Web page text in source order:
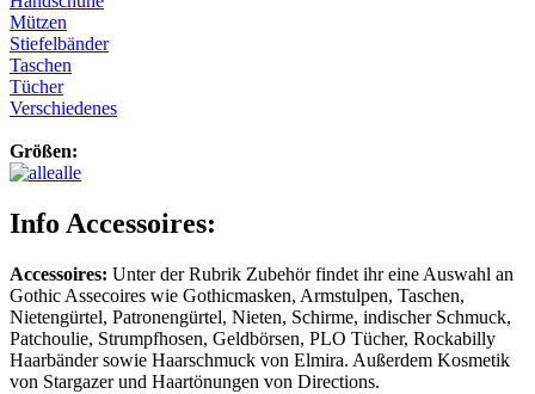
Mützen
Stiefelbänder
Taschen
Tücher
Verschiedenes
Größen:
alle
Info Accessoires:
Accessoires: Unter der Rubrik Zubehör findet ihr eine Auswahl an
Gothic Assecoires wie Gothicmasken, Armstulpen, Taschen,
Nietengürtel, Patronengürtel, Nieten, Schirme, indischer Schmuck,
Patchoulie, Strumpfhosen, Geldbörsen, PLO Tücher, Rockabilly
Haarbänder sowie Haarschmuck von Elmira. Außerdem Kosmetik
von Stargazer und Haartönungen von Directions.